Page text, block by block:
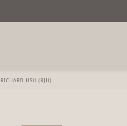
RICHARD HSU (RJH)